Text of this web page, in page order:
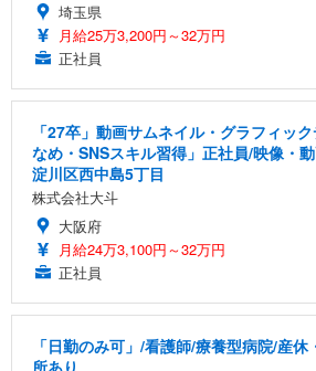
埼玉県
月給25万3,200円～32万円
正社員
「27卒」動画サムネイル・グラフィッ
なめ・SNSスキル習得」正社員/映像・
淀川区西中島5丁目
株式会社大斗
大阪府
月給24万3,100円～32万円
正社員
「日勤のみ可」/看護師/療養型病院/産